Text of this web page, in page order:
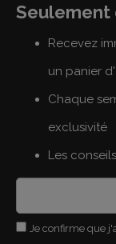
Seulement
Recevez
un panier
Chaque
exclusivité
Les
Je confirme que